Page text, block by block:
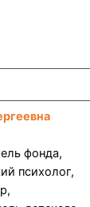
фонда,
психолог,